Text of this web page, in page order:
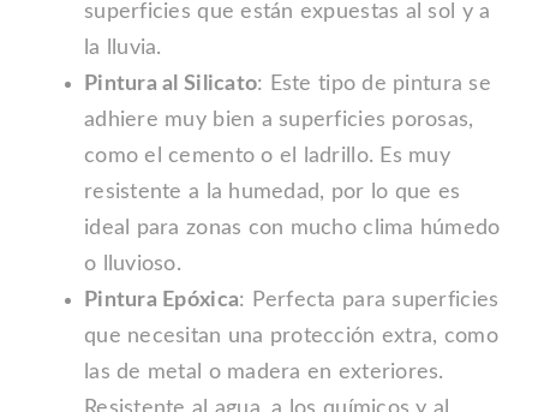
superficies que están expuestas al sol y a
la lluvia.
Pintura al Silicato: Este tipo de pintura se
adhiere muy bien a superficies porosas,
como el cemento o el ladrillo. Es muy
resistente a la humedad, por lo que es
ideal para zonas con mucho clima húmedo
o lluvioso.
Pintura Epóxica: Perfecta para superficies
que necesitan una protección extra, como
las de metal o madera en exteriores.